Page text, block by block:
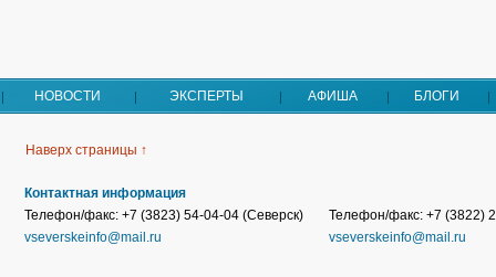
НОВОСТИ ЭКСПЕРТЫ АФИША БЛОГИ
Наверх страницы ↑
Контактная информация
Телефон/факс: +7 (3823) 54-04-04 (Северск)
vseverskeinfo@mail.ru
Телефон/факс: +7 (3822)
vseverskeinfo@mail.ru